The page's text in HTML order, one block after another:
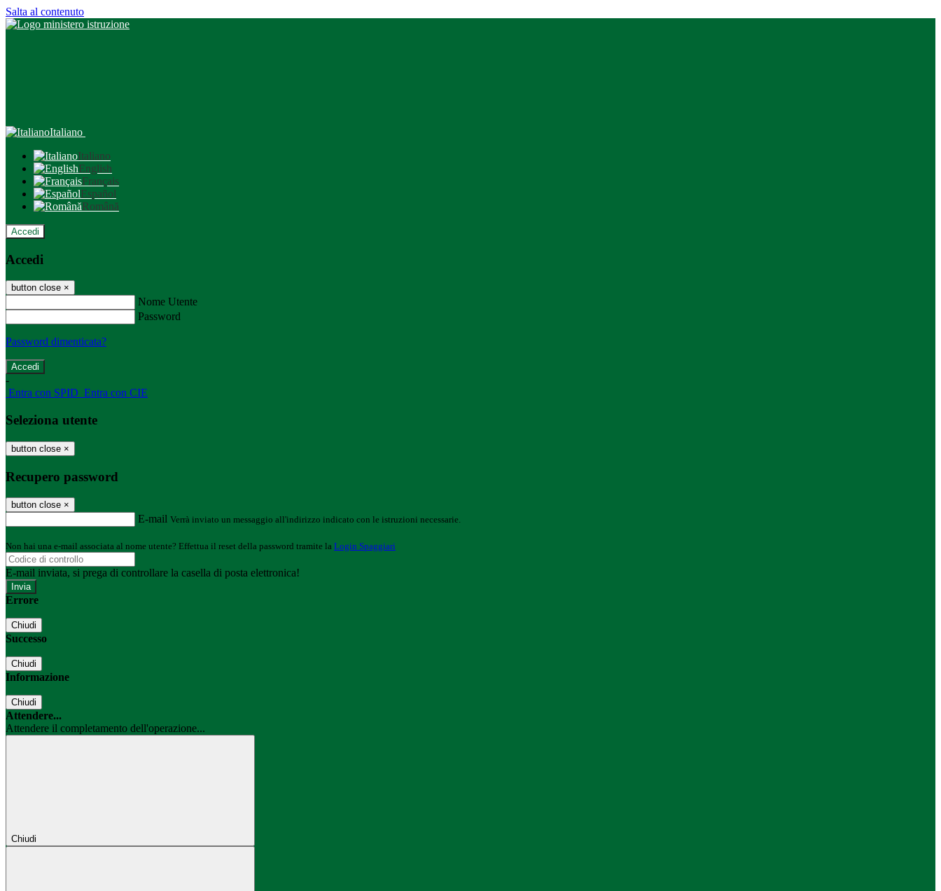
Salta al contenuto
Italiano
Italiano
English
Français
Español
Română
Accedi
Accedi
button close ×
Nome Utente
Password
Password dimenticata?
-
Entra con SPID Entra con CIE
Seleziona utente
button close ×
Recupero password
button close ×
E-mail Verrà inviato un messaggio all'indirizzo indicato con le istruzioni necessarie.
Non hai una e-mail associata al nome utente? Effettua il reset della password tramite la Login Spaggiari
E-mail inviata, si prega di controllare la casella di posta elettronica!
Errore
Chiudi
Successo
Chiudi
Informazione
Chiudi
Attendere...
Attendere il completamento dell'operazione...
Chiudi